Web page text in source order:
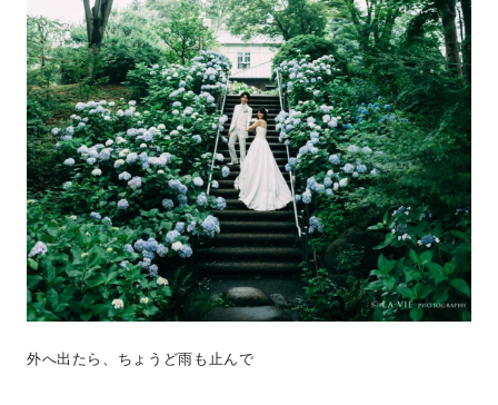
外へ出たら、ちょうど雨も止んで